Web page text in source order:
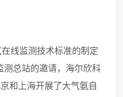
线监测技术标准的制定
测总站的邀请，海尔欣科
京和上海开展了大气氨自